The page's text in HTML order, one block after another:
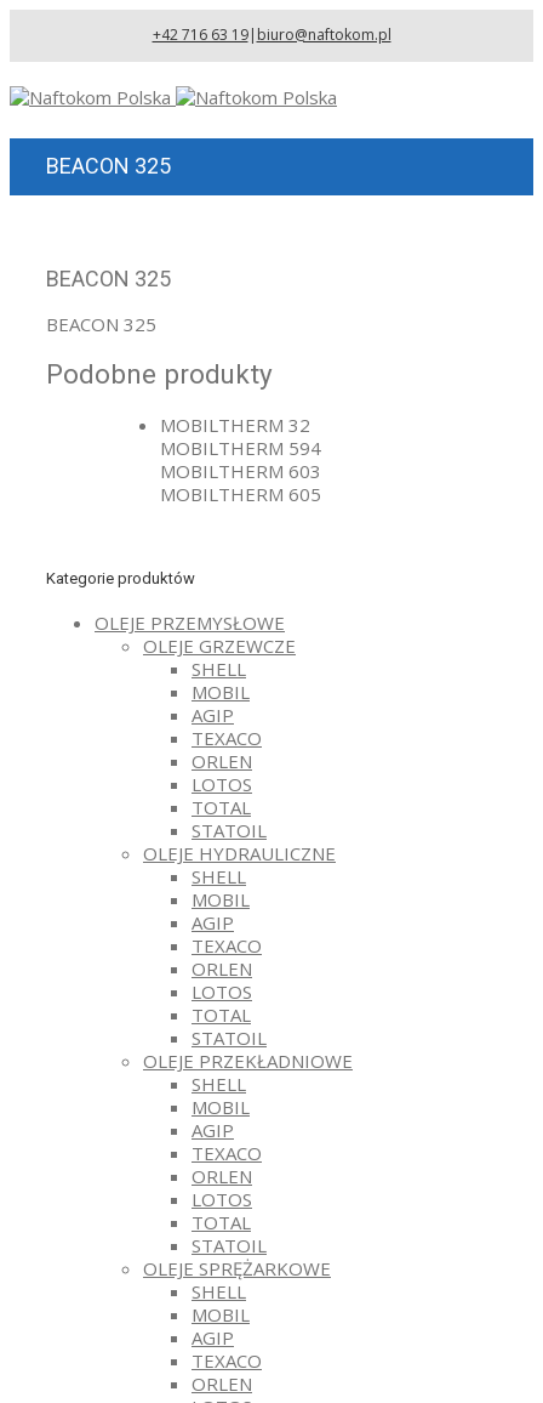
+42 716 63 19| biuro@naftokom.pl
BEACON 325
BEACON 325
BEACON 325
Podobne produkty
MOBILTHERM 32
MOBILTHERM 594
MOBILTHERM 603
MOBILTHERM 605
Kategorie produktów
OLEJE PRZEMYSŁOWE
OLEJE GRZEWCZE
SHELL
MOBIL
AGIP
TEXACO
ORLEN
LOTOS
TOTAL
STATOIL
OLEJE HYDRAULICZNE
SHELL
MOBIL
AGIP
TEXACO
ORLEN
LOTOS
TOTAL
STATOIL
OLEJE PRZEKŁADNIOWE
SHELL
MOBIL
AGIP
TEXACO
ORLEN
LOTOS
TOTAL
STATOIL
OLEJE SPRĘŻARKOWE
SHELL
MOBIL
AGIP
TEXACO
ORLEN